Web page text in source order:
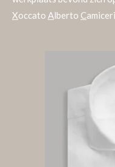
Xoccato Alberto C